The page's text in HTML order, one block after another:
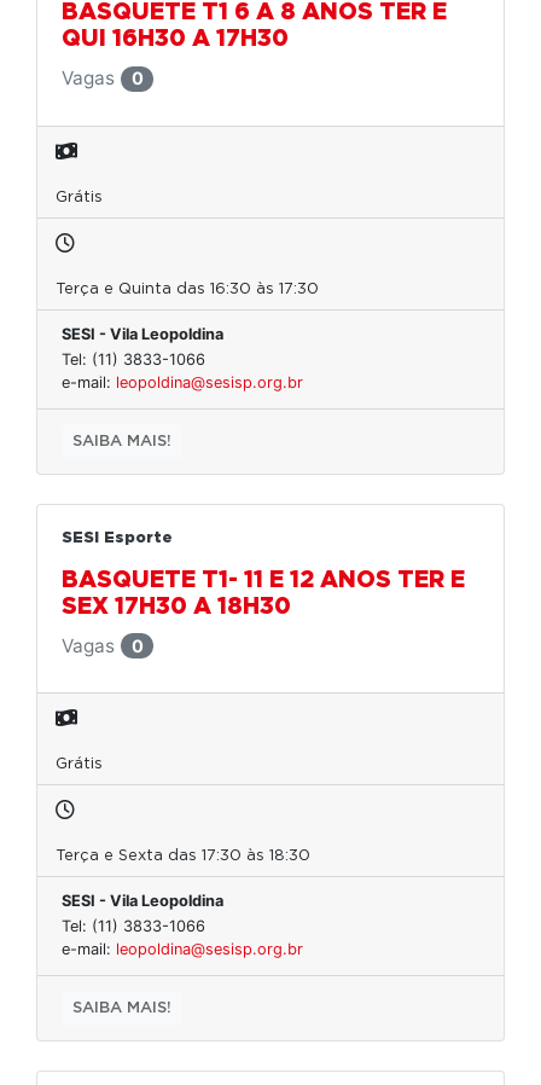
BASQUETE T1 6 A 8 ANOS TER E
QUI 16H30 A 17H30
Vagas
0
Grátis
Terça e Quinta das 16:30 às 17:30
SESI - Vila Leopoldina
Tel: (11) 3833-1066
e-mail: leopoldina@sesisp.org.br
SAIBA MAIS!
SESI Esporte
BASQUETE T1- 11 E 12 ANOS TER E
SEX 17H30 A 18H30
Vagas
0
Grátis
Terça e Sexta das 17:30 às 18:30
SESI - Vila Leopoldina
Tel: (11) 3833-1066
e-mail: leopoldina@sesisp.org.br
SAIBA MAIS!